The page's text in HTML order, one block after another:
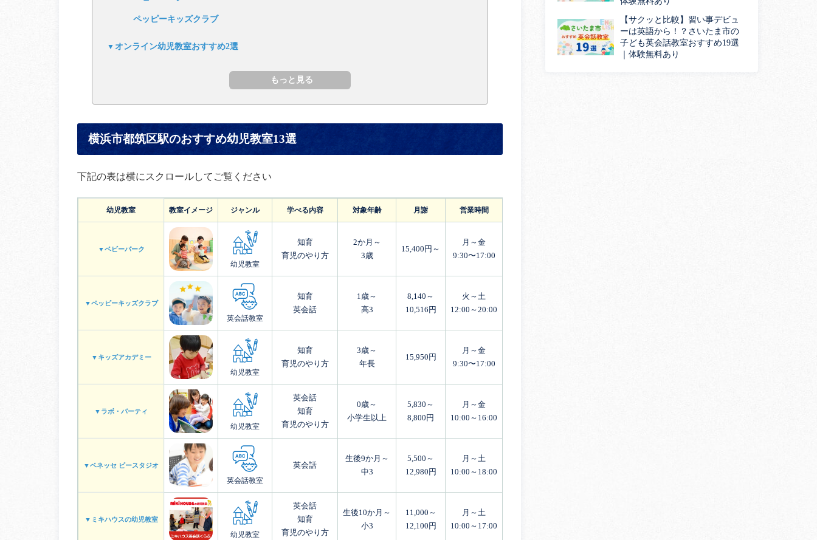
ペッピーキッズクラブ
オンライン幼児教室おすすめ2選
横浜市都筑区駅のおすすめ幼児教室13選
下記の表は横にスクロールしてご覧ください
幼児教室 教室イメージ ジャンル 学べる内容 対象年齢 月謝 営業時間
▼ベビーパーク
幼児教室
知育
育児のやり方
2か月～
3歳
15,400円～
月～金
9:30〜17:00
▼ペッピーキッズクラブ
英会話教室
知育
英会話
1歳～
高3
8,140～
10,516円
火～土
12:00～20:00
▼キッズアカデミー
幼児教室
知育
育児のやり方
3歳～
年長
15,950円
月～金
9:30〜17:00
▼ラボ・パーティ
幼児教室
英会話
知育
育児のやり方
0歳～
小学生以上
5,830～
8,800円
月～金
10:00～16:00
▼ベネッセ ビースタジオ
英会話教室
英会話
生後9か月～
中3
5,500～
12,980円
月～土
10:00～18:00
▼ミキハウスの幼児教室
幼児教室
英会話
知育
育児のやり方
生後10か月～
小3
11,000～
12,100円
月～土
10:00～17:00
【サクッと比較】習い事デビュ
ーは英語から！？さいたま市の
子ども英会話教室おすすめ19選
｜体験無料あり